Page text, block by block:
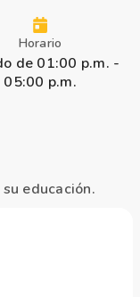
Horario
de 01:00 p.m. -
05:00 p.m.
educación.